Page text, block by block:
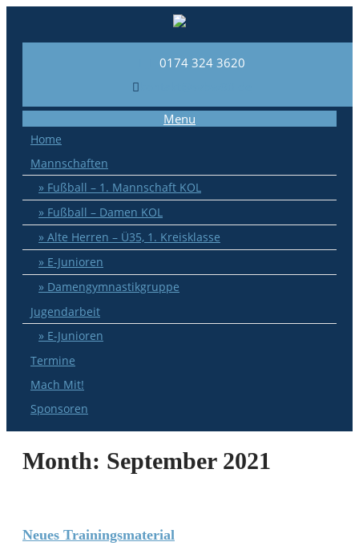
0174 324 3620
Menu
Home
Mannschaften
Fußball – 1. Mannschaft KOL
Fußball – Damen KOL
Alte Herren – Ü35, 1. Kreisklasse
E-Junioren
Damengymnastikgruppe
Jugendarbeit
E-Junioren
Termine
Mach Mit!
Sponsoren
Month: September 2021
Neues Trainingsmaterial